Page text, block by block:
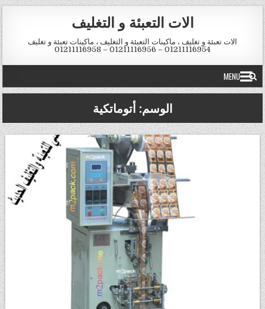
Skip to content
الات التعبئة و التغليف
الات تعبئة و تغليف ، ماكينات التعبئة و التغليف ، ماكينات تعبئة و تغليف
01211116954 – 01211116956 – 01211116958
MENU
الوسم:أتوماتكية